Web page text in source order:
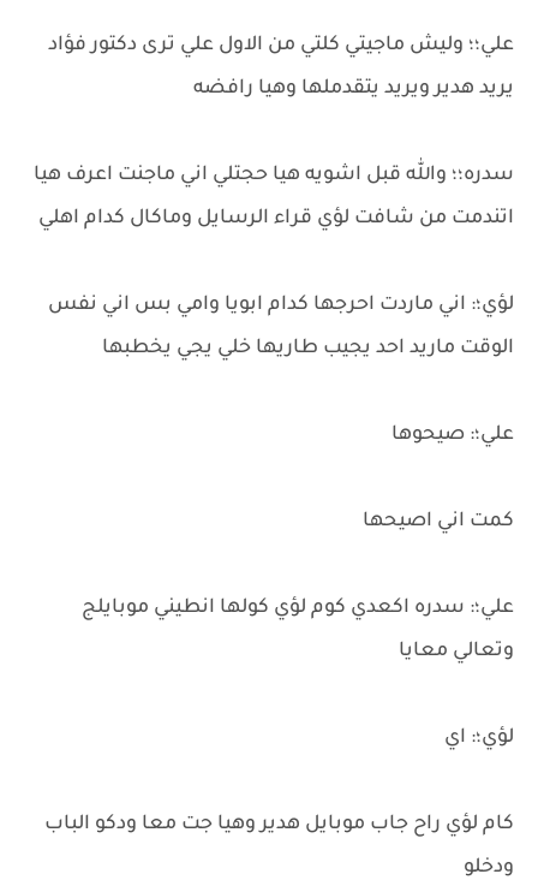
علي؛؛ وليش ماجيتي كلتي من الاول علي ترى دكتور فؤاد
يريد هدير ويريد يتقدملها وهيا رافضه
سدره؛؛ والله قبل اشويه هيا حجتلي اني ماجنت اعرف هيا
اتندمت من شافت لؤي قراء الرسايل وماكال كدام اهلي
لؤي؛: اني ماردت احرجها كدام ابويا وامي بس اني نفس
الوقت ماريد احد يجيب طاريها خلي يجي يخطبها
علي؛: صيحوها
كمت اني اصيحها
علي؛: سدره اكعدي كوم لؤي كولها انطيني موبايلج
وتعالي معايا
لؤي؛: اي
كام لؤي راح جاب موبايل هدير وهيا جت معا ودكو الباب
ودخلو